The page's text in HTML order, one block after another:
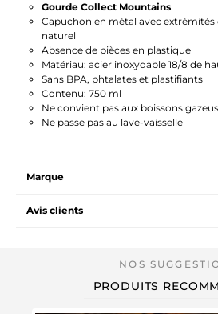
Gourde Collect Mountains
Capuchon en métal avec
naturel
Absence de pièces en plastique
Matériau: acier inoxydable 18/8 de
Sans BPA, phtalates et plastifiants
Contenu: 750 ml
Ne convient pas aux boissons
Ne passe pas au lave-vaisselle
Marque
Avis clients
PRODUITS